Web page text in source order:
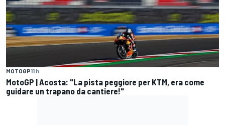
MOTOGP11 h
MotoGP | Acosta: "La pista peggiore per KTM, era come
guidare un trapano da cantiere!"